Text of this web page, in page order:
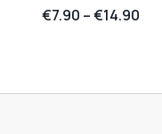
€7.90 –€14.90